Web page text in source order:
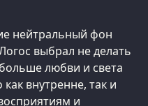
нейтральный фон
выбрал не делать
любви и света
внутренне, так и
и